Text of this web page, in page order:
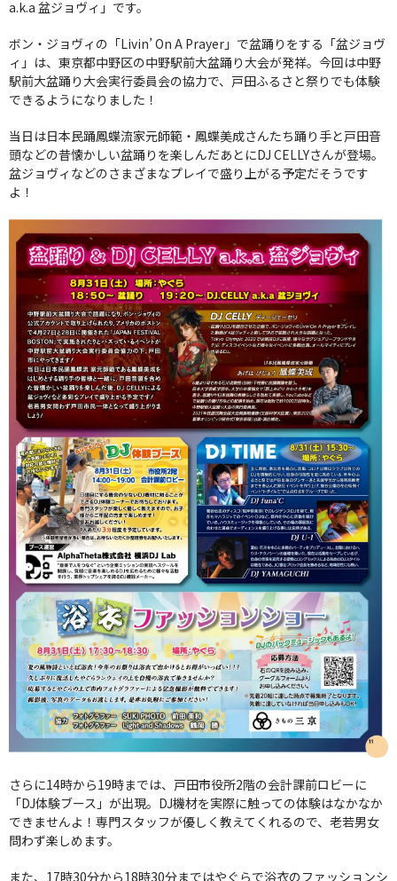
a.k.a 盆ジョヴィ」です。
ボン・ジョヴィの「Livin’ On A Prayer」で盆踊りをする「盆ジョヴ
ィ」は、東京都中野区の中野駅前大盆踊り大会が発祥。今回は中野
駅前大盆踊り大会実行委員会の協力で、戸田ふるさと祭りでも体験
できるようになりました！
当日は日本民踊鳳蝶流家元師範・鳳蝶美成さんたち踊り手と戸田音
頭などの昔懐かしい盆踊りを楽しんだあとにDJ CELLYさんが登場。
盆ジョヴィなどのさまざまなプレイで盛り上がる予定だそうです
よ！
さらに14時から19時までは、戸田市役所2階の会計課前ロビーに
「DJ体験ブース」が出現。DJ機材を実際に触っての体験はなかなか
できませんよ！専門スタッフが優しく教えてくれるので、老若男女
問わず楽しめます。
また、17時30分から18時30分まではやぐらで浴衣のファッションシ